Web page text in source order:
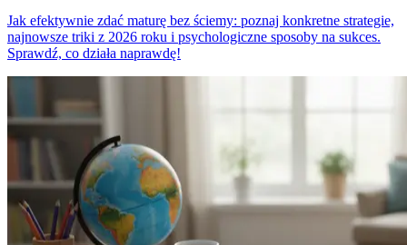
Jak efektywnie zdać maturę bez ściemy: poznaj konkretne strategie,
najnowsze triki z 2026 roku i psychologiczne sposoby na sukces.
Sprawdź, co działa naprawdę!